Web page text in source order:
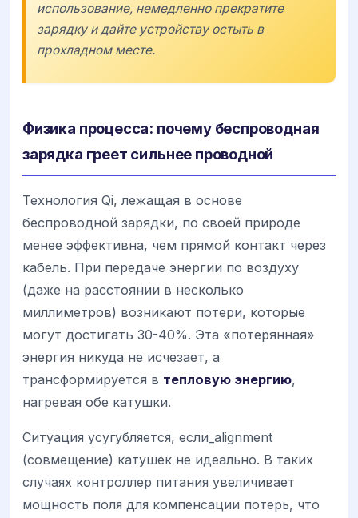
использование, немедленно прекратите
зарядку и дайте устройству остыть в
прохладном месте.
Физика процесса: почему беспроводная
зарядка греет сильнее проводной
Технология Qi, лежащая в основе
беспроводной зарядки, по своей природе
менее эффективна, чем прямой контакт через
кабель. При передаче энергии по воздуху
(даже на расстоянии в несколько
миллиметров) возникают потери, которые
могут достигать 30-40%. Эта «потерянная»
энергия никуда не исчезает, а
трансформируется в тепловую энергию,
нагревая обе катушки.
Ситуация усугубляется, если_alignment
(совмещение) катушек не идеально. В таких
случаях контроллер питания увеличивает
мощность поля для компенсации потерь, что